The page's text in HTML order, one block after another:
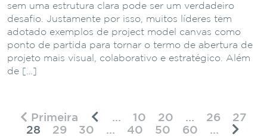
sem uma estrutura clara pode ser um verdadeiro
desafio. Justamente por isso, muitos líderes têm
adotado exemplos de project model canvas como
ponto de partida para tornar o termo de abertura de
projeto mais visual, colaborativo e estratégico. Além
de […]
Primeira ... 10 20 ... 26
27
28
29 30 ... 40 50 60
...